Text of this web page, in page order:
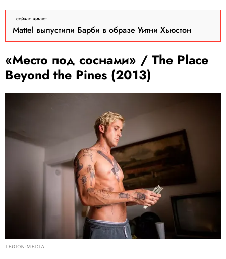
сейчас читают
Mattel выпустили Барби в образе Уитни Хьюстон
«Место под соснами» / The Place
Beyond the Pines (2013)
LEGION-MEDIA